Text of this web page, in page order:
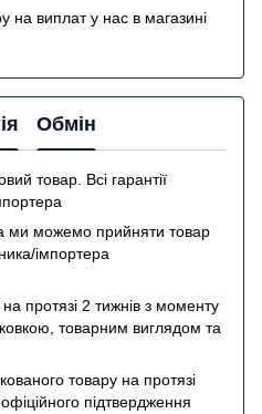
на виплат у нас в магазині
Обмін
товар. Всі гарантії
ми можемо прийняти товар
імпортера
протязі 2 тижнів з моменту
товарним виглядом та
товару на протязі
підтвердження